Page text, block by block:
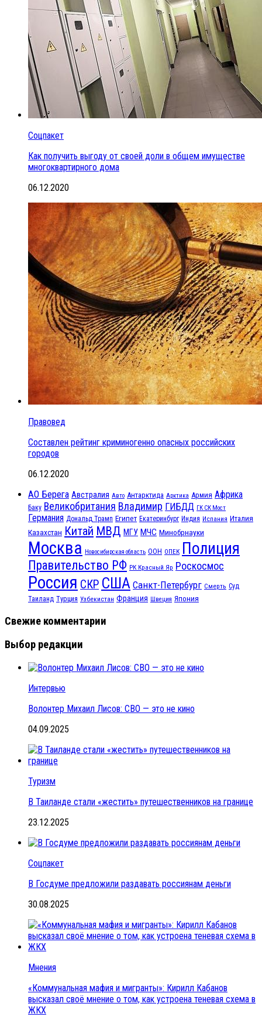
Соцпакет
Как получить выгоду от своей доли в общем имуществе
многоквартирного дома
06.12.2020
Правовед
Составлен рейтинг криминогенно опасных российских
городов
06.12.2020
АО Берега Австралия Авто Антарктида Арктика Армия Африка
Баку Великобритания Владимир ГИБДД ГК СК Мост
Германия Дональд Трамп Египет Екатеринбург Индия Испания Италия
Казахстан Китай МВД МГУ МЧС Минобрнауки
Москва Новосибирская область ООН ОПЕК Полиция
Правительство РФ РК Красный Яр Роскосмос
Россия СКР США Санкт-Петербург Смерть Суд
Таиланд Турция Узбекистан Франция Швеция Япония
Свежие комментарии
Выбор редакции
Интервью
Волонтер Михаил Лисов: СВО — это не кино
04.09.2025
Туризм
В Таиланде стали «жестить» путешественников на границе
23.12.2025
Соцпакет
В Госдуме предложили раздавать россиянам деньги
30.08.2025
Мнения
«Коммунальная мафия и мигранты»: Кирилл Кабанов
высказал своё мнение о том, как устроена теневая схема в
ЖКХ